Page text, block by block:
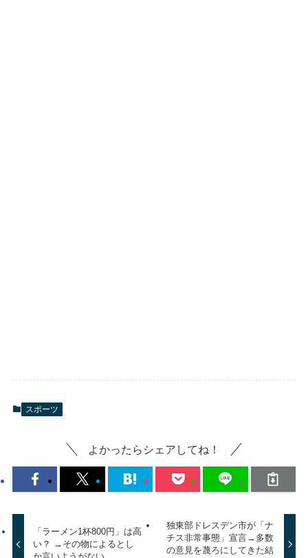
スポーツ
よかったらシェアしてね！
「ラーメン1杯800円」は高
い？ →その物によるとし
独東部ドレスデン市が「ナ
チス非常事態」宣言→多数
の意見を蔑ろにしてきた結